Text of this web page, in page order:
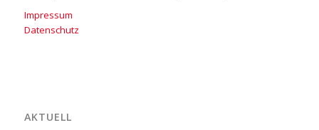
Impressum
Datenschutz
AKTUELL